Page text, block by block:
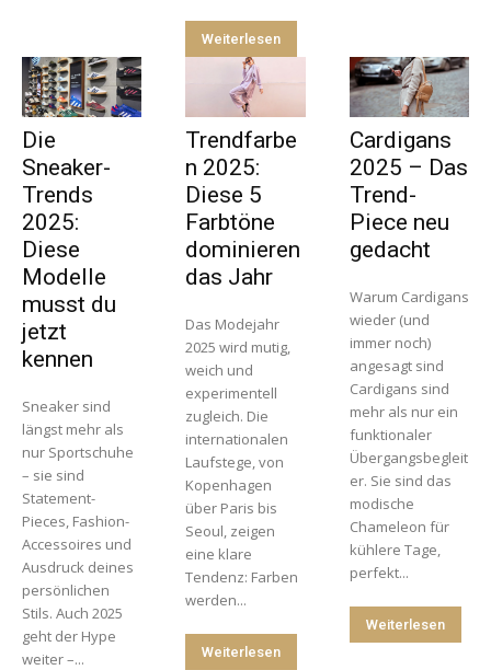
Weiterlesen
Die
Sneaker-
Trends
2025:
Diese
Modelle
musst du
jetzt
kennen
Sneaker sind
längst mehr als
nur Sportschuhe
– sie sind
Statement-
Pieces, Fashion-
Accessoires und
Ausdruck deines
persönlichen
Stils. Auch 2025
geht der Hype
weiter –...
Trendfarbe
n 2025:
Diese 5
Farbtöne
dominieren
das Jahr
Das Modejahr
2025 wird mutig,
weich und
experimentell
zugleich. Die
internationalen
Laufstege, von
Kopenhagen
über Paris bis
Seoul, zeigen
eine klare
Tendenz: Farben
werden...
Weiterlesen
Cardigans
2025 – Das
Trend-
Piece neu
gedacht
Warum Cardigans
wieder (und
immer noch)
angesagt sind
Cardigans sind
mehr als nur ein
funktionaler
Übergangsbegleit
er. Sie sind das
modische
Chameleon für
kühlere Tage,
perfekt...
Weiterlesen